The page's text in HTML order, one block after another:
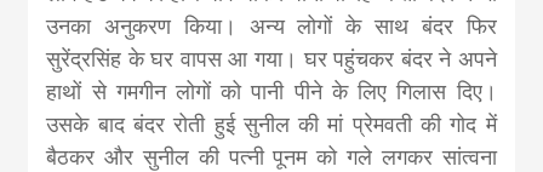
उनका अनुकरण किया। अन्य लोगों के साथ बंदर फिर
सुरेंद्रसिंह के घर वापस आ गया। घर पहुंचकर बंदर ने अपने
हाथों से गमगीन लोगों को पानी पीने के लिए गिलास दिए।
उसके बाद बंदर रोती हुई सुनील की मां प्रेमवती की गोद में
बैठकर और सुनील की पत्नी पूनम को गले लगकर सांत्वना